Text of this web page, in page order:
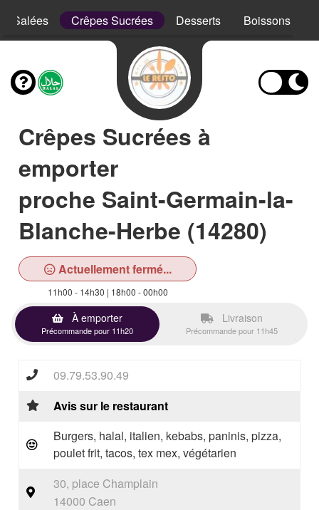
Salées Crêpes Sucrées Desserts Boissons
Crêpes Sucrées à
emporter
proche Saint-Germain-la-
Blanche-Herbe (14280)
Actuellement fermé...
11h00 - 14h30 | 18h00 - 00h00
À emporter
Précommande pour 11h20
Livraison
Précommande pour 11h45
09.79.53.90.49
Avis sur le restaurant
Burgers, halal, italien, kebabs, paninis, pizza,
poulet frit, tacos, tex mex, végétarien
30, place Champlain
14000 Caen